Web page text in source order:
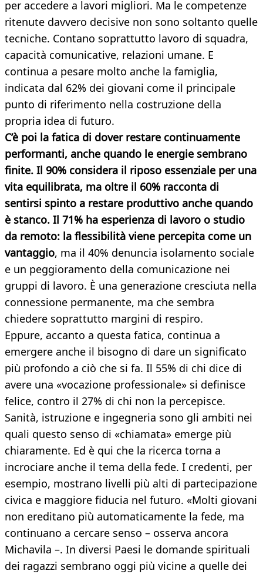
per accedere a lavori migliori. Ma le competenze
ritenute davvero decisive non sono soltanto quelle
tecniche. Contano soprattutto lavoro di squadra,
capacità comunicative, relazioni umane. E
continua a pesare molto anche la famiglia,
indicata dal 62% dei giovani come il principale
punto di riferimento nella costruzione della
propria idea di futuro.
C’è poi la fatica di dover restare continuamente
performanti, anche quando le energie sembrano
finite. Il 90% considera il riposo essenziale per una
vita equilibrata, ma oltre il 60% racconta di
sentirsi spinto a restare produttivo anche quando
è stanco. Il 71% ha esperienza di lavoro o studio
da remoto: la flessibilità viene percepita come un
vantaggio, ma il 40% denuncia isolamento sociale
e un peggioramento della comunicazione nei
gruppi di lavoro. È una generazione cresciuta nella
connessione permanente, ma che sembra
chiedere soprattutto margini di respiro.
Eppure, accanto a questa fatica, continua a
emergere anche il bisogno di dare un significato
più profondo a ciò che si fa. Il 55% di chi dice di
avere una «vocazione professionale» si definisce
felice, contro il 27% di chi non la percepisce.
Sanità, istruzione e ingegneria sono gli ambiti nei
quali questo senso di «chiamata» emerge più
chiaramente. Ed è qui che la ricerca torna a
incrociare anche il tema della fede. I credenti, per
esempio, mostrano livelli più alti di partecipazione
civica e maggiore fiducia nel futuro. «Molti giovani
non ereditano più automaticamente la fede, ma
continuano a cercare senso – osserva ancora
Michavila –. In diversi Paesi le domande spirituali
dei ragazzi sembrano oggi più vicine a quelle dei